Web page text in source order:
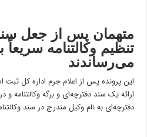
متهمان پس از جعل
تنظیم وکالتنامه
می‌رساندند
این پرونده پس از اعلام جرم اداره کل ثبت
ارائه یک سند دفترچه‌ای و برگه
دفترچه‌ای به نام وکیل مندرج در سند